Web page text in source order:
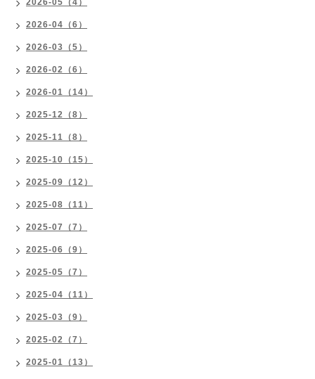
2026-05（4）
2026-04（6）
2026-03（5）
2026-02（6）
2026-01（14）
2025-12（8）
2025-11（8）
2025-10（15）
2025-09（12）
2025-08（11）
2025-07（7）
2025-06（9）
2025-05（7）
2025-04（11）
2025-03（9）
2025-02（7）
2025-01（13）